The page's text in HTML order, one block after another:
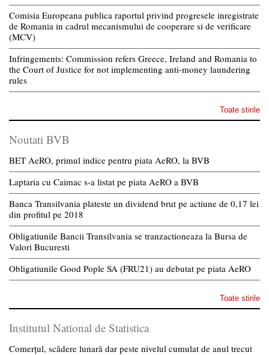
Comisia Europeana publica raportul privind progresele inregistrate
de Romania in cadrul mecanismului de cooperare si de verificare
(MCV)
Infringements: Commission refers Greece, Ireland and Romania to
the Court of Justice for not implementing anti-money laundering
rules
Toate stirile
Noutati BVB
BET AeRO, primul indice pentru piata AeRO, la BVB
Laptaria cu Caimac s-a listat pe piata AeRO a BVB
Banca Transilvania plateste un dividend brut pe actiune de 0,17 lei
din profitul pe 2018
Obligatiunile Bancii Transilvania se tranzactioneaza la Bursa de
Valori Bucuresti
Obligatiunile Good Pople SA (FRU21) au debutat pe piata AeRO
Toate stirile
Institutul National de Statistica
Comerțul, scădere lunară dar peste nivelul cumulat de anul trecut